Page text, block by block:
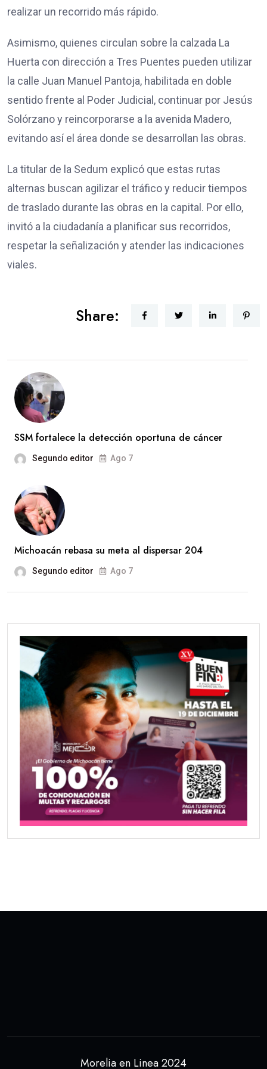
realizar un recorrido más rápido.
Asimismo, quienes circulan sobre la calzada La
Huerta con dirección a Tres Puentes pueden utilizar
la calle Juan Manuel Pantoja, habilitada en doble
sentido frente al Poder Judicial, continuar por Jesús
Solórzano y reincorporarse a la avenida Madero,
evitando así el área donde se desarrollan las obras.
La titular de la Sedum explicó que estas rutas
alternas buscan agilizar el tráfico y reducir tiempos
de traslado durante las obras en la capital. Por ello,
invitó a la ciudadanía a planificar sus recorridos,
respetar la señalización y atender las indicaciones
viales.
Share:
SSM fortalece la detección oportuna de cáncer
Segundo editor Ago 7
Michoacán rebasa su meta al dispersar 204
Segundo editor Ago 7
Morelia en Linea 2024